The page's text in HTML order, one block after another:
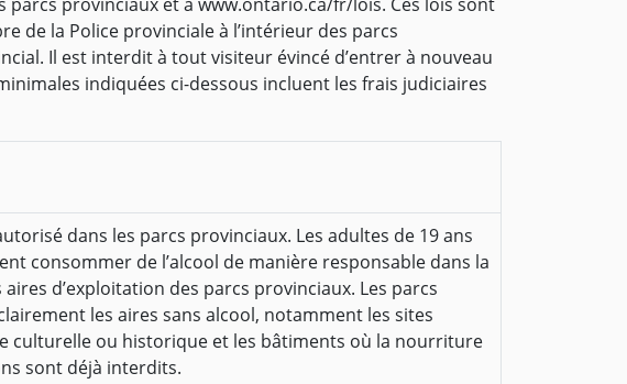
de la Police provinciale à l’intérieur des parcs
Il est interdit à tout visiteur évincé d’entrer à nouveau
indiquées ci-dessous incluent les frais judiciaires
dans les parcs provinciaux. Les adultes de 19 ans
consommer de l’alcool de manière responsable dans la
d’exploitation des parcs provinciaux. Les parcs
les aires sans alcool, notamment les sites
culturelle ou historique et les bâtiments où la nourriture
sont déjà interdits.